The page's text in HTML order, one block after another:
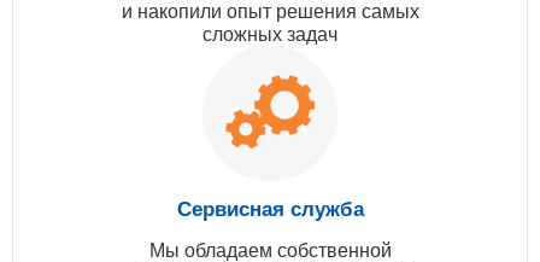
и накопили опыт решения самых
сложных задач
Сервисная служба
Мы обладаем собственной